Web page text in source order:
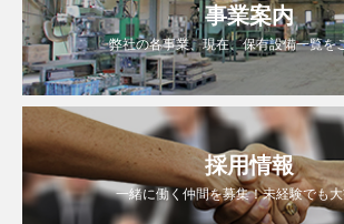
事業案内
弊社の各事業、現在、保有設備一覧を
採用情報
一緒に働く仲間を募集！未経験でも大